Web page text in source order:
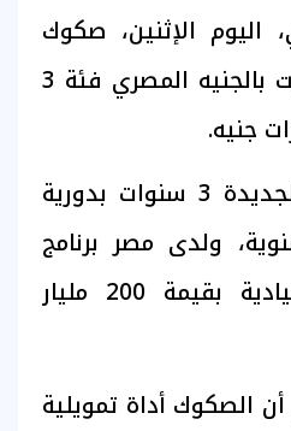
اليوم الإثنين، صكوك
سيادية ذات عائد ثابت بالجنيه المصري فئة 3
وتستحق الصكوك الجديدة 3 سنوات بدورية
ولدى مصر برنامج
لطرح الصكوك السيادية بقيمة 200 مليار
الصكوك أداة تمويلية